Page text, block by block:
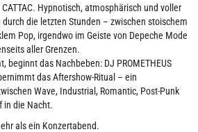
Hypnotisch, atmosphärisch und voller
die letzten Stunden – zwischen stoischem
Pop, irgendwo im Geiste von Depeche Mode
aller Grenzen.
beginnt das Nachbeben: DJ PROMETHEUS
das Aftershow-Ritual – ein
Wave, Industrial, Romantic, Post-Punk
in die Nacht.
als ein Konzertabend.